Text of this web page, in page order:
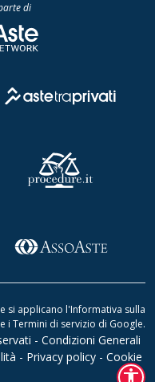
di
si applicano l'Informativa sulla
e i Termini di servizio di Google.
- Condizioni Generali
- Privacy policy - Cookie
accessibility